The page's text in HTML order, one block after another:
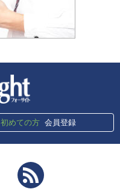
初めての方 会員登録
Twitter